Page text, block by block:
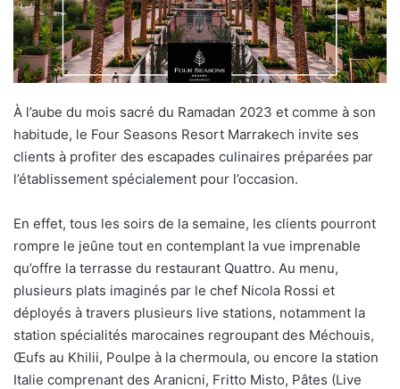
À l’aube du mois sacré du Ramadan 2023 et comme à son
habitude, le Four Seasons Resort Marrakech invite ses
clients à profiter des escapades culinaires préparées par
l’établissement spécialement pour l’occasion.
En effet, tous les soirs de la semaine, les clients pourront
rompre le jeûne tout en contemplant la vue imprenable
qu’offre la terrasse du restaurant Quattro. Au menu,
plusieurs plats imaginés par le chef Nicola Rossi et
déployés à travers plusieurs live stations, notamment la
station spécialités marocaines regroupant des Méchouis,
Œufs au Khilii, Poulpe à la chermoula, ou encore la station
Italie comprenant des Aranicni, Fritto Misto, Pâtes (Live